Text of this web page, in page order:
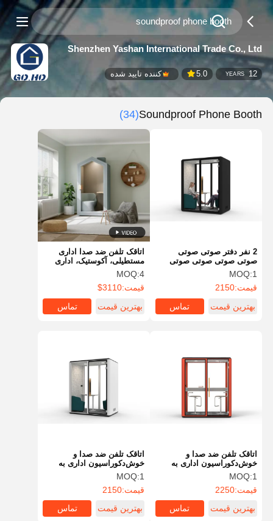
Shenzhen Yashan International Trade Co., Ltd
12
YEARS
5.0 کننده تایید شده
Soundproof Phone Booth
(34)
اتاقک تلفن ضد صدا اداری
مستطیلی، آکوستیک، اداری
MOQ:4
قیمت:3110$
بهترین قیمت
تماس
2 نفر دفتر صوتی صوتی
صوتی صوتی صوتی صوتی
صوتی صوتی صوتی
MOQ:1
قیمت:2150
بهترین قیمت
تماس
اتاقک تلفن ضد صدا و
خوش‌دکوراسیون اداری به
سبک اروپایی، دفتر کار،
استودیو، ویلا، حمام، آپارتمان،
اتاق خواب
MOQ:1
قیمت:2150
بهترین قیمت
تماس
اتاقک تلفن ضد صدا و
خوش‌دکوراسیون اداری به
سبک اروپایی، دفتر کار،
استودیو، ویلا، حمام، آپارتمان،
اتاق خواب
MOQ:1
قیمت:2250
بهترین قیمت
تماس